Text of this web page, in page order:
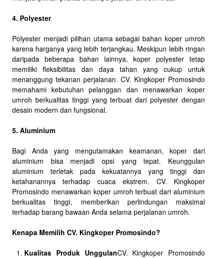
4. Polyester
Polyester menjadi pilihan utama sebagai bahan koper umroh
karena harganya yang lebih terjangkau. Meskipun lebih ringan
daripada beberapa bahan lainnya, koper polyester tetap
memiliki fleksibilitas dan daya tahan yang cukup untuk
menanggung tekanan perjalanan. CV. Kingkoper Promosindo
memahami kebutuhan pelanggan dan menawarkan koper
umroh berkualitas tinggi yang terbuat dari polyester dengan
desain modern dan fungsional.
5. Aluminium
Bagi Anda yang mengutamakan keamanan, koper dari
aluminium bisa menjadi opsi yang tepat. Keunggulan
aluminium terletak pada kekuatannya yang tinggi dan
ketahanannya terhadap cuaca ekstrem. CV. Kingkoper
Promosindo menawarkan koper umroh terbuat dari aluminium
berkualitas tinggi, memberikan perlindungan maksimal
terhadap barang bawaan Anda selama perjalanan umroh.
Kenapa Memilih CV. Kingkoper Promosindo?
Kualitas Produk UnggulanCV. Kingkoper Promosindo